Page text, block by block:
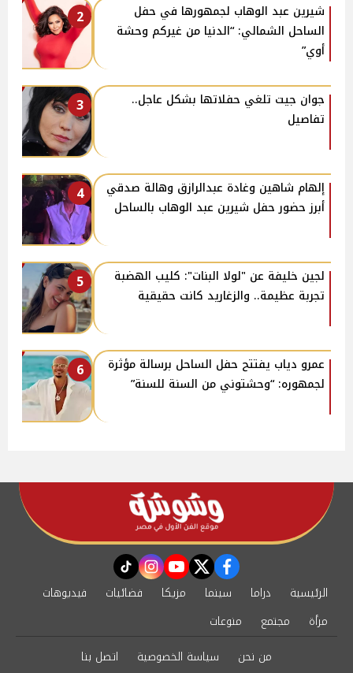
2
شيرين عبد الوهاب لجمهورها في حفل
الساحل الشمالي: “الدنيا من غيركم وحشة
أوي”
3
جوان جيت تلغي حفلاتها بشكل عاجل..
تفاصيل
4
إلهام شاهين وغادة عبدالرازق وهالة صدقي
أبرز حضور حفل شيرين عبد الوهاب بالساحل
5
لجين خليفة عن "لولا البنات": كليب الهضبة
تجربة عظيمة.. والزغاريد كانت حقيقية
6
عمرو دياب يفتتح حفل الساحل برسالة مؤثرة
لجمهوره: “وحشتوني من السنة للسنة”
facebook
twitter
youtube
instagram
tiktok
الرئيسية دراما سينما مزيكا فضائيات
فيديوهات
مرأة
مجتمع
منوعات
من نحن
سياسة الخصوصية اتصل بنا